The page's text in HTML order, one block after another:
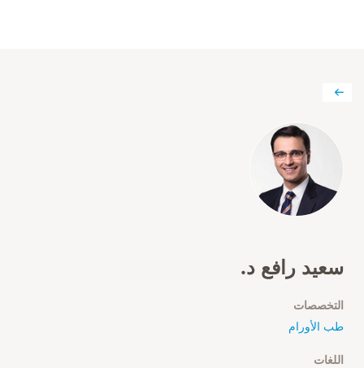
سعيد رافع د.
التخصصات
طب الأورام
اللغات